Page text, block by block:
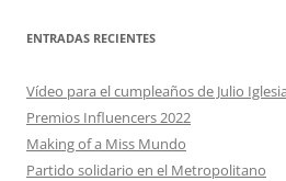
ENTRADAS RECIENTES
Vídeo para el cumpleaños de Julio
Premios Influencers 2022
Making of a Miss Mundo
Partido solidario en el Metropolitano